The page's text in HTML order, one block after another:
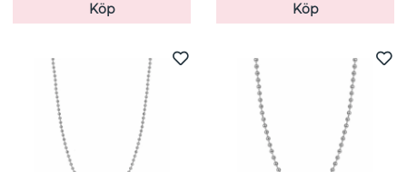
Köp Köp